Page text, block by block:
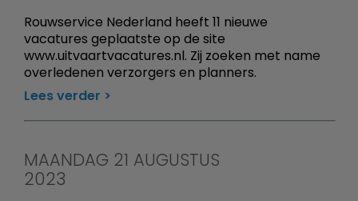
Rouwservice Nederland heeft 11 nieuwe
vacatures geplaatste op de site
www.uitvaartvacatures.nl. Zij zoeken met name
overledenen verzorgers en planners.
Lees verder
MAANDAG 21 AUGUSTUS
2023